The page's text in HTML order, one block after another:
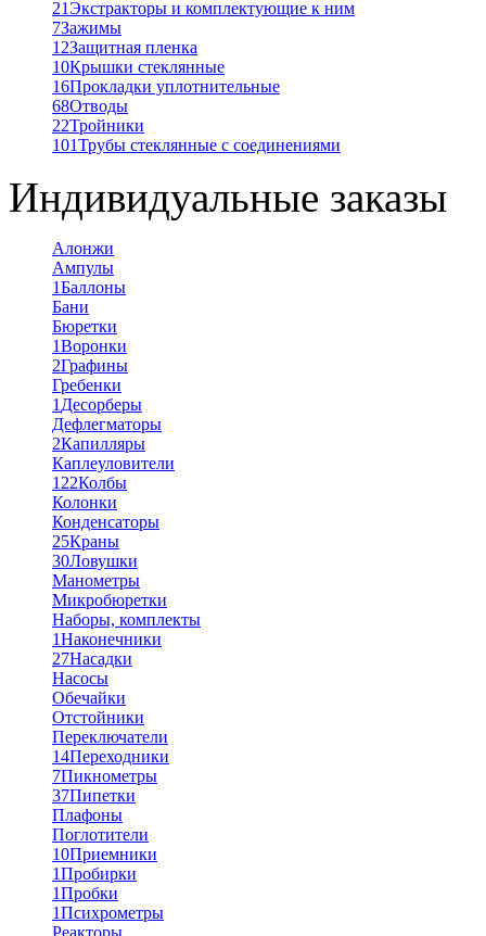
21Экстракторы и комплектующие к ним
7Зажимы
12Защитная пленка
10Крышки стеклянные
16Прокладки уплотнительные
68Отводы
22Тройники
101Трубы стеклянные с соединениями
Индивидуальные заказы
Алонжи
Ампулы
1Баллоны
Бани
Бюретки
1Воронки
2Графины
Гребенки
1 Десорберы
Дефлегматоры
2Капилляры
Каплеуловители
122Колбы
Колонки
Конденсаторы
25Краны
30Ловушки
Манометры
Микробюретки
Наборы, комплекты
1Наконечники
27Насадки
Насосы
Обечайки
Отстойники
Переключатели
14Переходники
7Пикнометры
37Пипетки
Плафоны
Поглотители
10Приемники
1Пробирки
1Пробки
1Психрометры
Реакторы